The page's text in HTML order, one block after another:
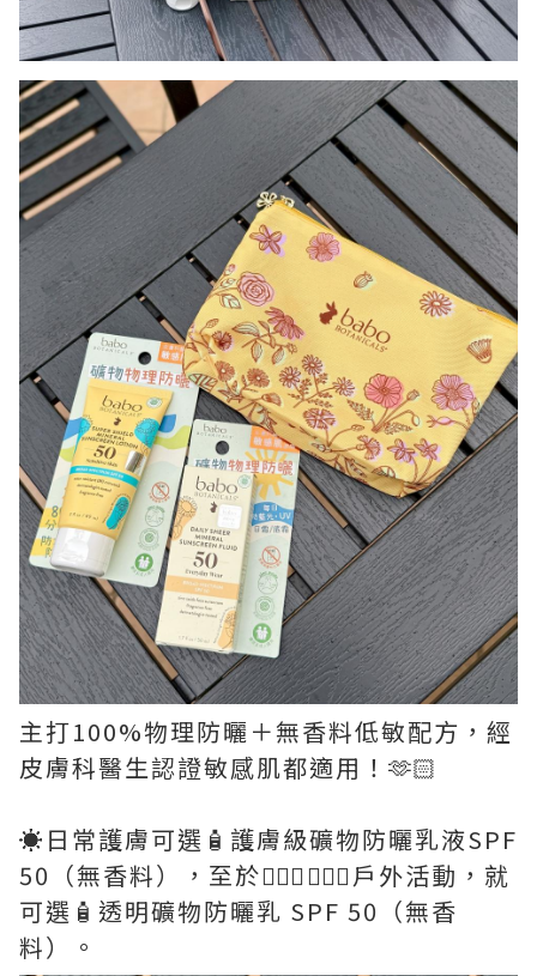
主打100%物理防曬＋無香料低敏配方，經
皮膚科醫生認證敏感肌都適用！🫶🏻
☀️日常護膚可選🧴護膚級礦物防曬乳液SPF
50（無香料），至於🤽🏻‍♂️🏄🏻‍♀️戶外活動，就
可選🧴透明礦物防曬乳 SPF 50（無香
料）。